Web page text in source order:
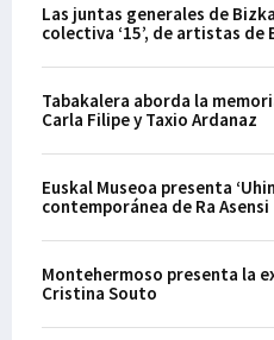
Las juntas generales de
colectiva ‘15’, de artistas de
Tabakalera aborda la
Carla Filipe y Taxio Ardanaz
Euskal Museoa presenta
contemporánea de Ra Asensi
Montehermoso presenta la
Cristina Souto